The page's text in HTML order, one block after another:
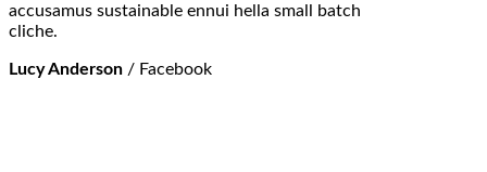
accusamus sustainable ennui hella small batch
cliche.
Lucy Anderson / Facebook